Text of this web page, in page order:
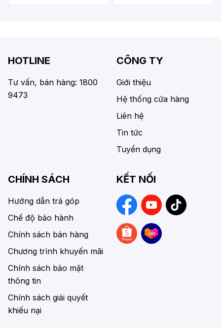
HOTLINE
Tư vấn, bán hàng: 1800
9473
CÔNG TY
Giới thiệu
Hệ thống cửa hàng
Liên hệ
Tin tức
Tuyển dụng
CHÍNH SÁCH
Hướng dẫn trả góp
Chế độ bảo hành
Chính sách bán hàng
Chương trình khuyến mãi
Chính sách bảo mật
thông tin
Chính sách giải quyết
khiếu nại
KẾT NỐI